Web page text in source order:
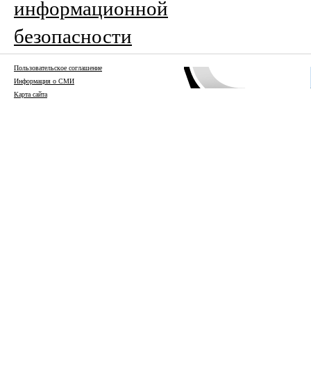
информационной
безопасности
Пользовательское соглашение
Информация о СМИ
Карта сайта